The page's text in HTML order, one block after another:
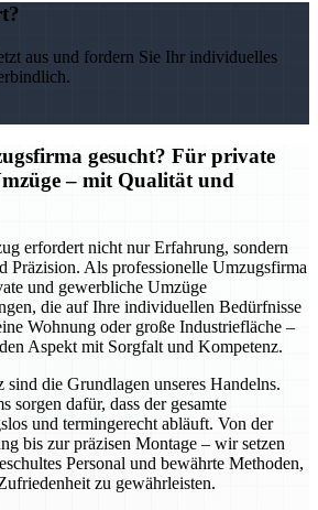
aus und fordern Sie Ihr individuelles
gesucht? Für private
– mit Qualität und
erfordert nicht nur Erfahrung, sondern
Präzision. Als professionelle Umzugsfirma
und gewerbliche Umzüge
die auf Ihre individuellen Bedürfnisse
Wohnung oder große Industriefläche –
Aspekt mit Sorgfalt und Kompetenz.
die Grundlagen unseres Handelns.
sorgen dafür, dass der gesamte
und termingerecht abläuft. Von der
bis zur präzisen Montage – wir setzen
Personal und bewährte Methoden,
zu gewährleisten.